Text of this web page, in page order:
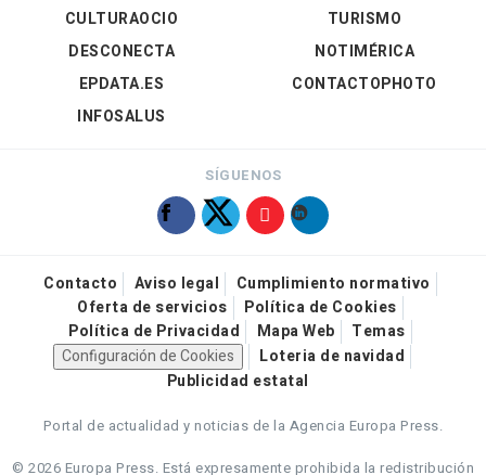
CULTURAOCIO
DESCONECTA
EPDATA.ES
INFOSALUS
TURISMO
NOTIMÉRICA
CONTACTOPHOTO
SÍGUENOS
Contacto Aviso legal
Cumplimiento normativo
Oferta de servicios
Política de Cookies
Política de Privacidad
Mapa Web
Temas
Configuración de Cookies
Loteria de navidad
Publicidad estatal
Portal de actualidad y noticias de la Agencia Europa Press.
© 2026 Europa Press. Está expresamente prohibida la redistribución